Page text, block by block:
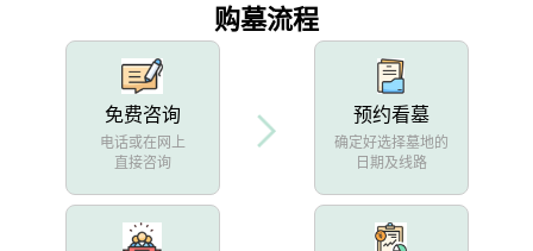
购墓流程
免费咨询
电话或在网上
直接咨询
预约看墓
确定好选择墓地的
日期及线路